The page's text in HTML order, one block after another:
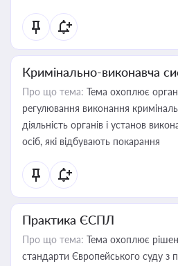
Кримінально-виконавча
Про що тема: Тема охоплює
регулювання виконання
діяльність органів і установ
осіб, які відбувають покарання
Практика ЄСПЛ
Про що тема: Тема охоплює
стандарти Європейського суду з